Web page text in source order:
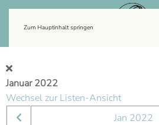
Zum Hauptinhalt springen
Januar 2022
Wechsel zur Listen-Ansicht
Jan 2022